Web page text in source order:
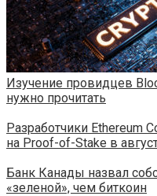
Изучение провидцев
нужно прочитать
Разработчики Ethereum
на Proof-of-Stake в
Банк Канады назвал
«зеленой», чем биткоин